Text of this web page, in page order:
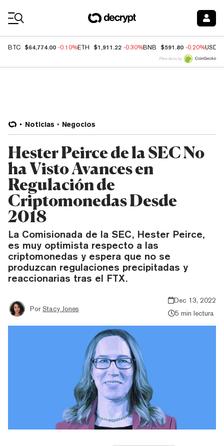
BTC $64,774.00 -0.10%ETH $1,911.22 -0.30%BNB $591.80 -0.20%USDC
Price data by
Noticias Negocios
Hester Peirce de la SEC No
ha Visto Avances en
Regulación de
Criptomonedas Desde
2018
La Comisionada de la SEC, Hester Peirce,
es muy optimista respecto a las
criptomonedas y espera que no se
produzcan regulaciones precipitadas y
reaccionarias tras el FTX.
Por Stacy Jones
Dec 13, 2022
5 min lectura